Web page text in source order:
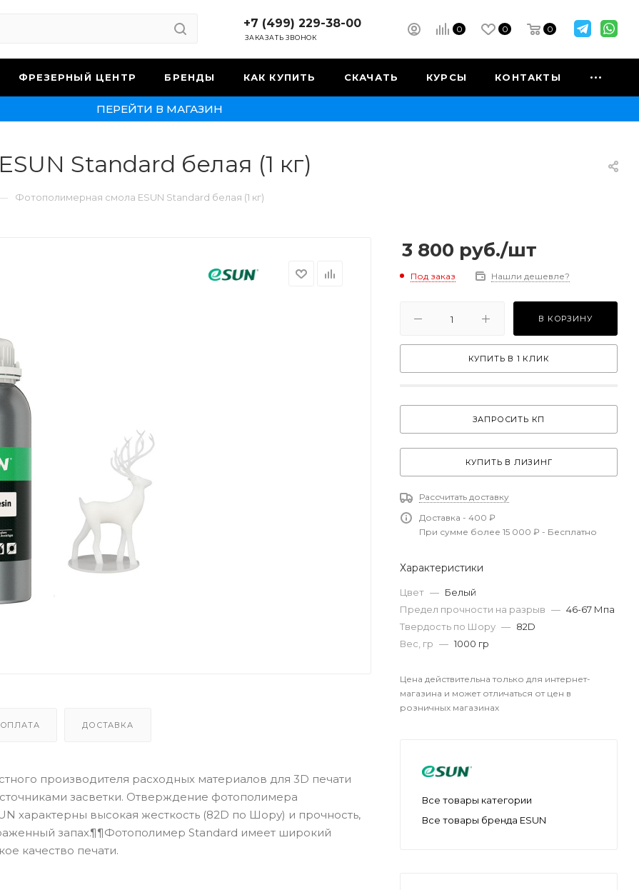
0 0 0
+7 (499) 229-38-00
ЗАКАЗАТЬ ЗВОНОК
ФРЕЗЕРНЫЙ ЦЕНТР БРЕНДЫ КАК КУПИТЬ СКАЧАТЬ КУРСЫ КОНТАКТЫ
ПЕРЕЙТИ В МАГАЗИН
Standard белая (1 кг)
Фотополимерная смола ESUN Standard белая (1 кг)
ОПЛАТА ДОСТАВКА
производителя расходных материалов для 3D печати
засветки. Отверждение фотополимера
характерны высокая жесткость (82D по Шору) и прочность,
запах.¶¶Фотополимер Standard имеет широкий
качество печати.
3 800 руб./шт
Под заказ Нашли дешевле?
В КОРЗИНУ
КУПИТЬ В 1 КЛИК
ЗАПРОСИТЬ КП
КУПИТЬ В ЛИЗИНГ
Рассчитать доставку
Доставка - 400 ₽
При сумме более 15 000 ₽ - Бесплатно
Характеристики
Цвет — Белый
Предел прочности на разрыв — 46-67 Мпа
Твердость по Шору — 82D
Вес, гр — 1000 гр
Цена действительна только для интернет-
магазина и может отличаться от цен в
розничных магазинах
Все товары категории
Все товары бренда ESUN